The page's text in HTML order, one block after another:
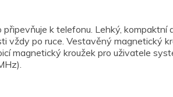
k telefonu. Lehký, kompaktní
vždy po ruce. Vestavěný magnetický
magnetický kroužek pro uživatele